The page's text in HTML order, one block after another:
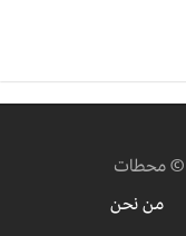
من نحن